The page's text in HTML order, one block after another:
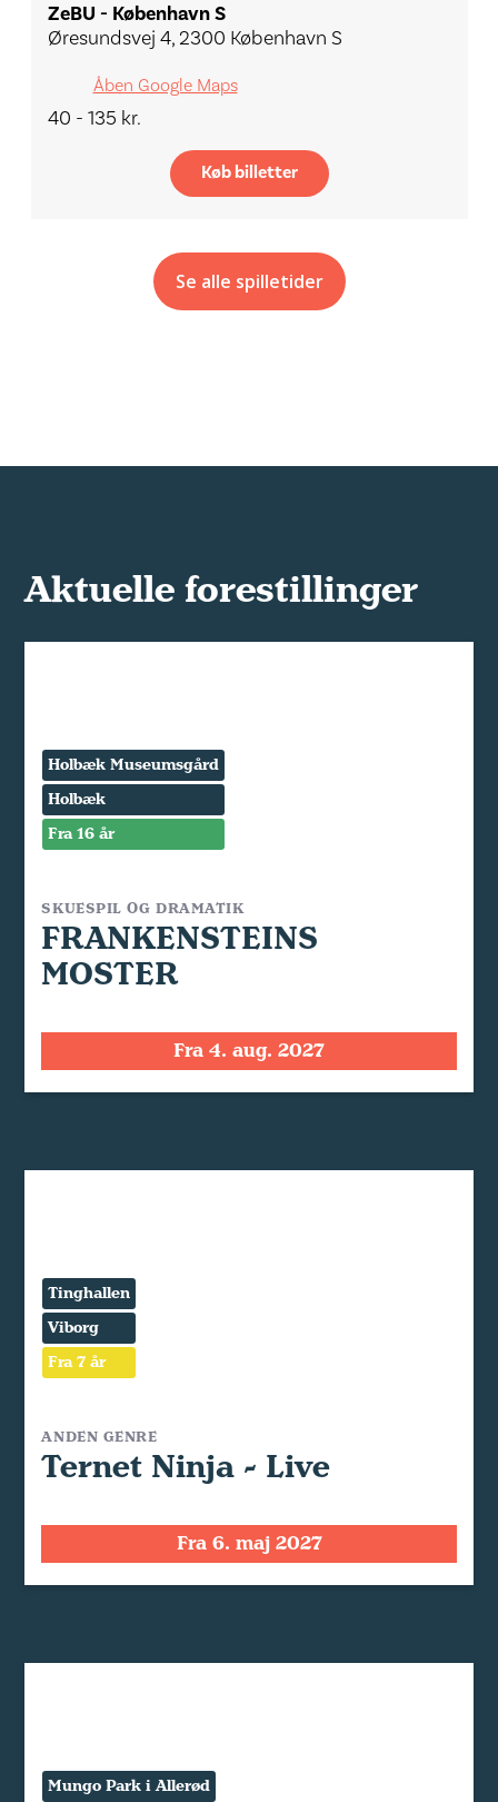
ZeBU - København S
Øresundsvej 4, 2300 København S
Åben Google Maps
40 - 135 kr.
Køb billetter
Se alle spilletider
Aktuelle forestillinger
Holbæk Museumsgård
Holbæk
Fra 16 år
SKUESPIL OG DRAMATIK
FRANKENSTEINS
MOSTER
Fra 4. aug. 2027
Tinghallen
Viborg
Fra 7 år
ANDEN GENRE
Ternet Ninja - Live
Fra 6. maj 2027
Mungo Park i Allerød